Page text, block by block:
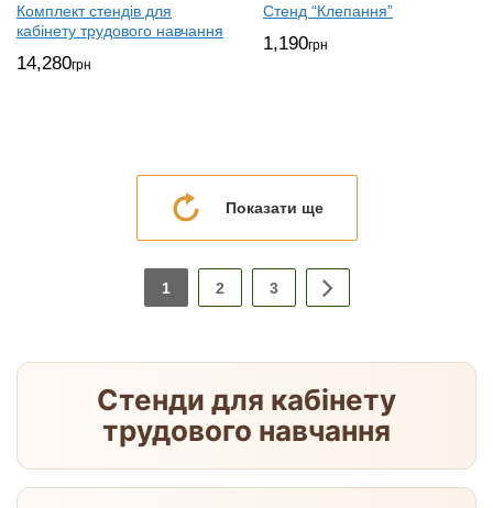
Комплект стендів для
кабінету трудового навчання
14,280грн
Стенд “Клепання”
1,190грн
Показати ще
1 2 3
Стенди для кабінету
трудового навчання